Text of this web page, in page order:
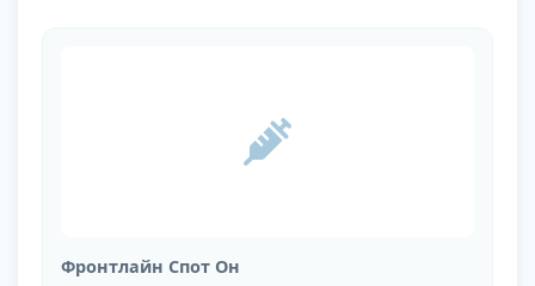
Фронтлайн Спот Он